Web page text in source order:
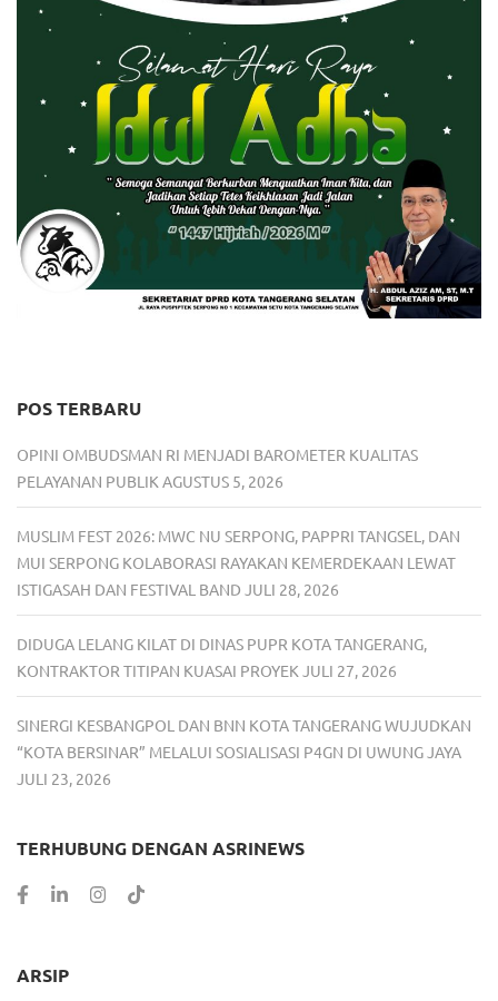
POS TERBARU
OPINI OMBUDSMAN RI MENJADI BAROMETER KUALITAS
PELAYANAN PUBLIK AGUSTUS 5, 2026
MUSLIM FEST 2026: MWC NU SERPONG, PAPPRI TANGSEL, DAN
MUI SERPONG KOLABORASI RAYAKAN KEMERDEKAAN LEWAT
ISTIGASAH DAN FESTIVAL BAND JULI 28, 2026
DIDUGA LELANG KILAT DI DINAS PUPR KOTA TANGERANG,
KONTRAKTOR TITIPAN KUASAI PROYEK JULI 27, 2026
SINERGI KESBANGPOL DAN BNN KOTA TANGERANG WUJUDKAN
“KOTA BERSINAR” MELALUI SOSIALISASI P4GN DI UWUNG JAYA
JULI 23, 2026
TERHUBUNG DENGAN ASRINEWS
ARSIP